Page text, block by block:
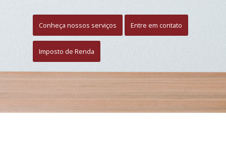
Conheça nossos serviços Entre em contato
Imposto de Renda